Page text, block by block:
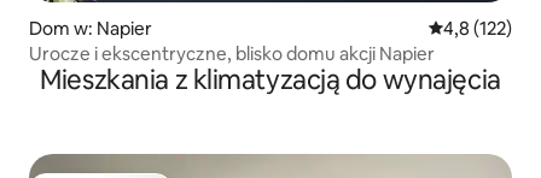
Dom w: Napier Średnia
4,8 (122)
Urocze i ekscentryczne, blisko domu akcji Napier
Mieszkania z klimatyzacją do wynajęcia